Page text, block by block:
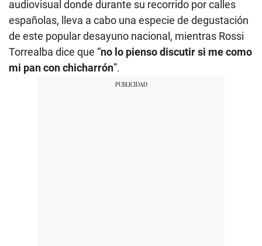
audiovisual donde durante su recorrido por calles
españolas, lleva a cabo una especie de degustación
de este popular desayuno nacional, mientras Rossi
Torrealba dice que “no lo pienso discutir si me como
mi pan con chicharrón”.